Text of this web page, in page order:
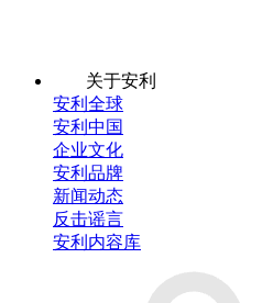
关于安利
安利全球
安利中国
企业文化
安利品牌
新闻动态
反击谣言
安利内容库